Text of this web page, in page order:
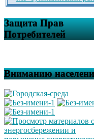
Защита Прав
Потребителей
Вниманию